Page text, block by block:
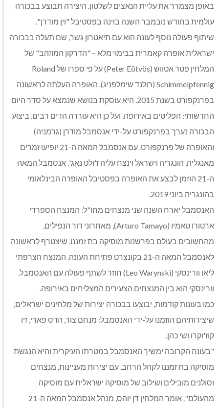
באופן מצמרר את עליית הנאצים לשלטון. היצירה תבוצע בבכורה
עולמית בחודש נובמבר השנה בוינה בפסטיבל "וין מודרן".
שיתוף פעולה נוסף לעונה הוא עם תיאטרון גשר, שם תעלה בבכורה
ישראלית אופרה קאמרית בבימוי מלא – "הדרקון המוזהב" של
המלחין פטר אטווש (Peter Eötvös) על פי ספרו של Roland
Schimmelpfennig (רולנד שימלפניג). האופרה העלתה לראשונה
בפרנקפורט בשנת 2015. היא עוסקת בנושא שנמצא על סדר היום
החדשותי: הפליטים באירופה, ועל כן היא עוררה הדים רבים. ביצוע
הבכורה נערך בפרנקפורט על-ידי אנסמבל מודרן (גרמניה)
והאופרה של פרנקפורט. עם אנסמבל המאה ה-21 יופיעו זמרים
מאנגליה, הונגריה וישראל וינצח עליה ז'ולט נאג'. אנסמבל המאה
ה-21 הוזמן לבצע את האופרה בפסטיבל האופרה הבינלאומי
בהונגריה ביוני 2019.
האנסמבל יארח השנה שני מנצחים מחו"ל: המנצח הספרדי
ארטורו טאמיו (Arturo Tamayo), מאחרוני דור הנפילים,
מהחשובים בעולם בפרשנות מוסיקה בת זמננו, שיצטרף לראשונה
לאנסמבל המאה ה-21 בקונצרט פתיחת העונה. המנצח הצרפתי
ליאו וורינסקי (Leo Warynski) חוזר לשתף פעולה עם האנסמבל.
וורינסקי הוא בין המנצחים הצעירים המצליחים באירופה.
כמו בעונות קודמות, יבוצעו בבכורה יצירות של מלחינים ישראלים,
שיצירותיהם הוזמנו על-ידי האנסמבל: מנחם צור, הדס פארי, זיו
קוז'וקרו ושי כהן.
"בעונה הקרובה ימשיך האנסמבל במטרתו העיקרית והיא הנגשת
מוסיקה בת זמננו לקהל הרחב, עם יצירות מעניינות, מנצחים
וסולנים מובילים ושילוב של מוסיקה ישראלית עם מוסיקה
מהעולם". אומר המלחין דן יוהס, מנהל אנסמבל המאה ה-21